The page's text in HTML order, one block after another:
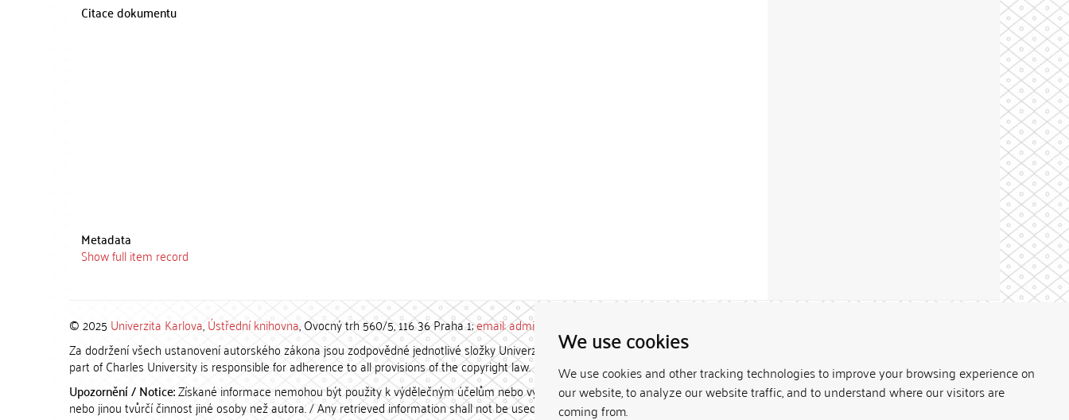
We use cookies
We use cookies and other tracking technologies to improve your browsing experience on
our website, to analyze our website traffic, and to understand where our visitors are
coming from.
Citace dokumentu
Metadata
Show full item record
© 2025 Univerzita Karlova,Ústřední knihovna, Ovocný trh 560/5, 116 36 Praha 1;email: admin-repozitar [at] cuni.cz
Za dodržení všech ustanovení autorského zákona jsou zodpovědné jednotlivé složky Univerzity Karlovy. / Each constituent
part of Charles University is responsible for adherence to all provisions of the copyright law.
Upozornění / Notice:Získané informace nemohou být použity k výdělečným účelům nebo vydávány za studijní, vědeckou
nebo jinou tvůrčí činnost jiné osoby než autora. / Any retrieved information shall not be used for any commercial purposes